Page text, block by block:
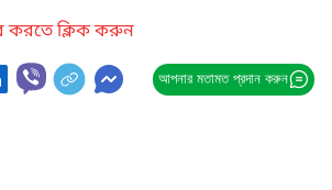
করতে ক্লিক করুন
আপনার মতামত প্রদান করুন